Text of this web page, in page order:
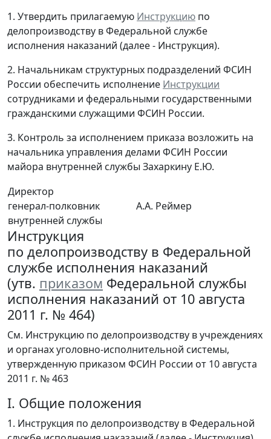
1. Утвердить прилагаемую Инструкцию по
делопроизводству в Федеральной службе
исполнения наказаний (далее - Инструкция).
2. Начальникам структурных подразделений ФСИН
России обеспечить исполнение Инструкции
сотрудниками и федеральными государственными
гражданскими служащими ФСИН России.
3. Контроль за исполнением приказа возложить на
начальника управления делами ФСИН России
майора внутренней службы Захаркину Е.Ю.
Директор
генерал-полковник
внутренней службы
А.А. Реймер
Инструкция
по делопроизводству в Федеральной
службе исполнения наказаний
(утв. приказом Федеральной службы
исполнения наказаний от 10 августа
2011 г. № 464)
См. Инструкцию по делопроизводству в учреждениях
и органах уголовно-исполнительной системы,
утвержденную приказом ФСИН России от 10 августа
2011 г. № 463
I. Общие положения
1. Инструкция по делопроизводству в Федеральной